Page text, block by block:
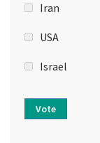
Iran
USA
Israel
Vote